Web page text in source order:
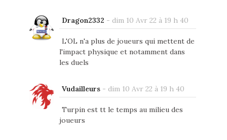
Dragon2332 - dim 10 Avr 22 à 19 h 40
L'OL n'a plus de joueurs qui mettent de
l'impact physique et notamment dans
les duels
Vudailleurs- dim 10 Avr 22 à 19 h 40
Turpin est tt le temps au milieu des
joueurs